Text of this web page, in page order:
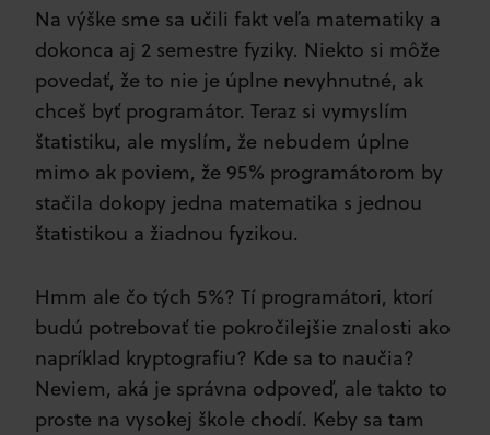
Na výške sme sa učili fakt veľa matematiky a
dokonca aj 2 semestre fyziky. Niekto si môže
povedať, že to nie je úplne nevyhnutné, ak
chceš byť programátor. Teraz si vymyslím
štatistiku, ale myslím, že nebudem úplne
mimo ak poviem, že 95% programátorom by
stačila dokopy jedna matematika s jednou
štatistikou a žiadnou fyzikou.
Hmm ale čo tých 5%? Tí programátori, ktorí
budú potrebovať tie pokročilejšie znalosti ako
napríklad kryptografiu? Kde sa to naučia?
Neviem, aká je správna odpoveď, ale takto to
proste na vysokej škole chodí. Keby sa tam